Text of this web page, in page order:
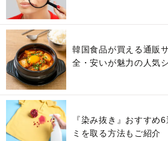
韓国食品が買える通販
全・安いが魅力の人気
『染み抜き』おすすめ
ミを取る方法もご紹介